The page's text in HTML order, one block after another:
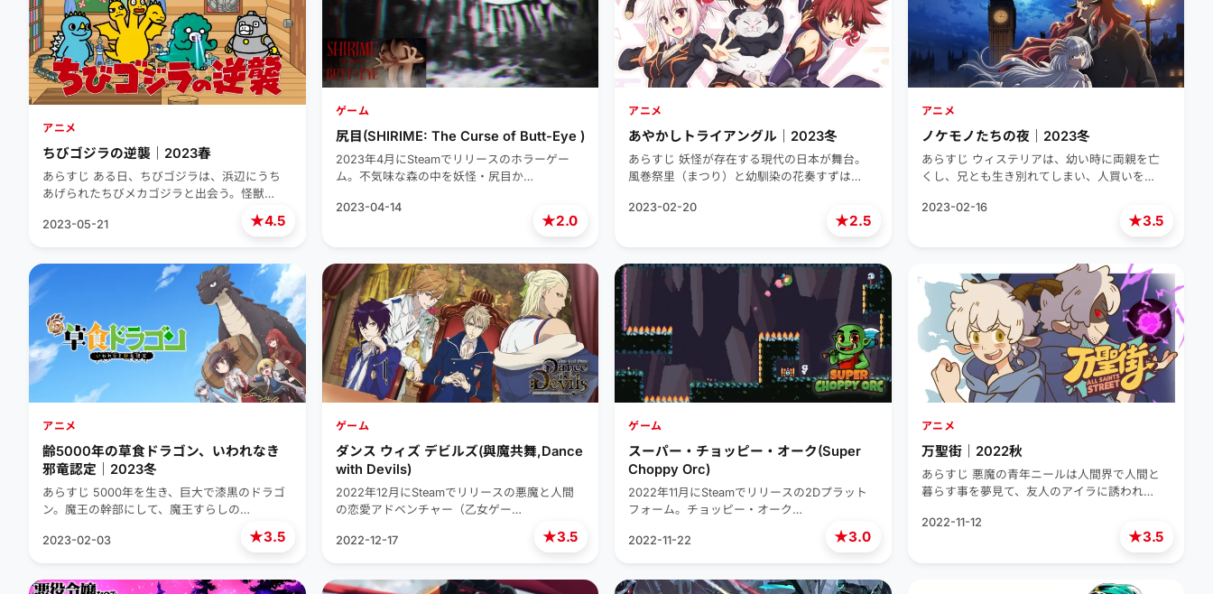
★4.5
アニメ
ちびゴジラの逆襲｜2023春
あらすじ ある日、ちびゴジラは、浜辺にうち
あげられたちびメカゴジラと出会う。怪獣…
2023-05-21 ★2.0
ゲーム
尻目(SHIRIME: The Curse of Butt-Eye )
2023年4月にSteamでリリースのホラーゲー
ム。不気味な森の中を妖怪・尻目か…
2023-04-14
★2.5
アニメ
あやかしトライアングル｜2023冬
あらすじ 妖怪が存在する現代の日本が舞台。
風巻祭里（まつり）と幼馴染の花奏すずは…
2023-02-20
★3.5
アニメ
ノケモノたちの夜｜2023冬
あらすじ ウィステリアは、幼い時に両親を亡
くし、兄とも生き別れてしまい、人買いを…
2023-02-16
★3.5
アニメ
齢5000年の草食ドラゴン、いわれなき
邪竜認定｜2023冬
あらすじ 5000年を生き、巨大で漆黒のドラゴ
ン。魔王の幹部にして、魔王すらしの…
2023-02-03 ★3.5
ゲーム
ダンス ウィズ デビルズ(與魔共舞,Dance
with Devils)
2022年12月にSteamでリリースの悪魔と人間
の恋愛アドベンチャー（乙女ゲー…
2022-12-17 ★3.0
ゲーム
スーパー・チョッピー・オーク(Super
Choppy Orc)
2022年11月にSteamでリリースの2Dプラット
フォーム。チョッピー・オーク…
2022-11-22 ★3.5
アニメ
万聖街｜2022秋
あらすじ 悪魔の青年ニールは人間界で人間と
暮らす事を夢見て、友人のアイラに誘われ…
2022-11-12